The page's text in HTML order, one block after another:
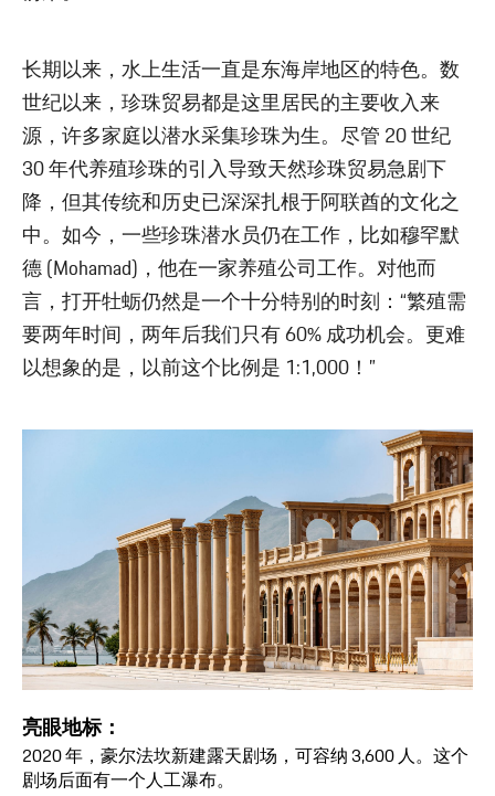
长期以来，水上生活一直是东海岸地区的特色。数
世纪以来，珍珠贸易都是这里居民的主要收入来
源，许多家庭以潜水采集珍珠为生。尽管 20 世纪
30 年代养殖珍珠的引入导致天然珍珠贸易急剧下
降，但其传统和历史已深深扎根于阿联酋的文化之
中。如今，一些珍珠潜水员仍在工作，比如穆罕默
德 (Mohamad)，他在一家养殖公司工作。对他而
言，打开牡蛎仍然是一个十分特别的时刻：“繁殖需
要两年时间，两年后我们只有 60% 成功机会。更难
以想象的是，以前这个比例是 1:1,000！”
亮眼地标：
2020 年，豪尔法坎新建露天剧场，可容纳 3,600 人。这个
剧场后面有一个人工瀑布。